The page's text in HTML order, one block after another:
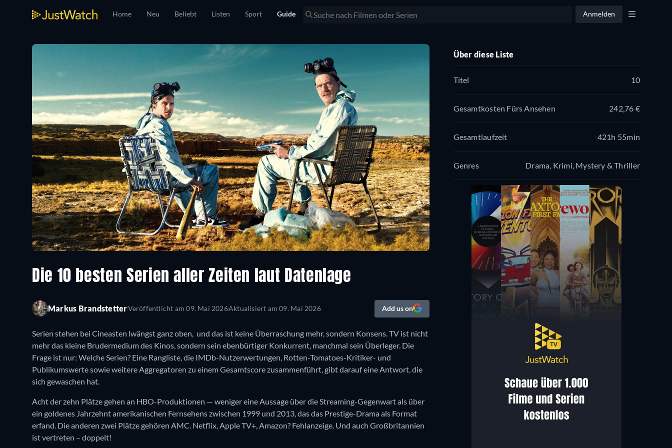
Home Neu Beliebt Listen Sport Guide Anmelden
Die 10 besten Serien aller Zeiten laut Datenlage
Markus BrandstetterVeröffentlicht am 09. Mai 2026Aktualisiert am09. Mai 2026 Add us on
Serien stehen bei Cineasten lwängst ganz oben, und das ist keine Überraschung mehr, sondern Konsens. TV ist nicht
mehr das kleine Brudermedium des Kinos, sondern sein ebenbürtiger Konkurrent, manchmal sein Überleger. Die
Frage ist nur: Welche Serien? Eine Rangliste, die IMDb-Nutzerwertungen, Rotten-Tomatoes-Kritiker- und
Publikumswerte sowie weitere Aggregatoren zu einem Gesamtscore zusammenführt, gibt darauf eine Antwort, die
sich gewaschen hat.
Acht der zehn Plätze gehen an HBO-Produktionen — weniger eine Aussage über die Streaming-Gegenwart als über
ein goldenes Jahrzehnt amerikanischen Fernsehens zwischen 1999 und 2013, das das Prestige-Drama als Format
erfand. Die anderen zwei Plätze gehören AMC. Netflix, Apple TV+, Amazon? Fehlanzeige. Und auch Großbritannien
ist vertreten – doppelt!
Über diese Liste
Titel 10
Gesamtkosten Fürs Ansehen 242,76 €
Gesamtlaufzeit 421h 55min
Genres Drama, Krimi, Mystery & Thriller